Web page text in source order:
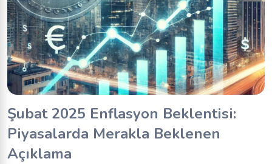
Şubat 2025 Enflasyon Beklentisi:
Piyasalarda Merakla Beklenen
Açıklama